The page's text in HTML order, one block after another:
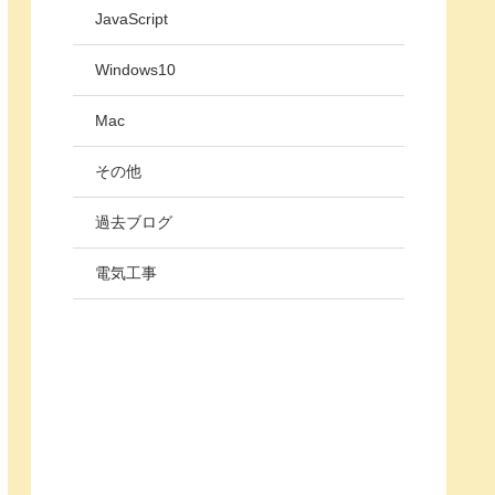
JavaScript
Windows10
Mac
その他
過去ブログ
電気工事